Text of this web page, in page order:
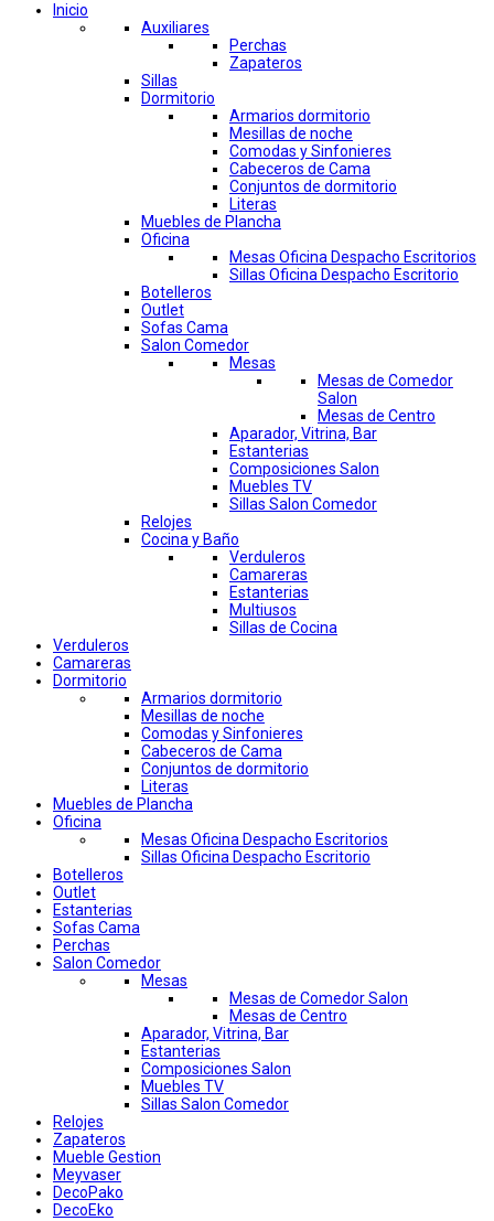
Inicio
Auxiliares
Perchas
Zapateros
Sillas
Dormitorio
Armarios dormitorio
Mesillas de noche
Comodas y Sinfonieres
Cabeceros de Cama
Conjuntos de dormitorio
Literas
Muebles de Plancha
Oficina
Mesas Oficina Despacho Escritorios
Sillas Oficina Despacho Escritorio
Botelleros
Outlet
Sofas Cama
Salon Comedor
Mesas
Mesas de Comedor
Salon
Mesas de Centro
Aparador, Vitrina, Bar
Estanterias
Composiciones Salon
Muebles TV
Sillas Salon Comedor
Relojes
Cocina y Baño
Verduleros
Camareras
Estanterias
Multiusos
Sillas de Cocina
Verduleros
Camareras
Dormitorio
Armarios dormitorio
Mesillas de noche
Comodas y Sinfonieres
Cabeceros de Cama
Conjuntos de dormitorio
Literas
Muebles de Plancha
Oficina
Mesas Oficina Despacho Escritorios
Sillas Oficina Despacho Escritorio
Botelleros
Outlet
Estanterias
Sofas Cama
Perchas
Salon Comedor
Mesas
Mesas de Comedor Salon
Mesas de Centro
Aparador, Vitrina, Bar
Estanterias
Composiciones Salon
Muebles TV
Sillas Salon Comedor
Relojes
Zapateros
Mueble Gestion
Meyvaser
DecoPako
DecoEko